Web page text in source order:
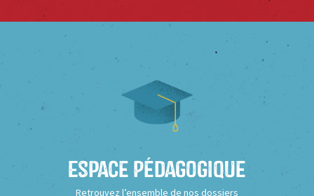
Espace Pédagogique
Retrouvez l’ensemble de nos dossiers